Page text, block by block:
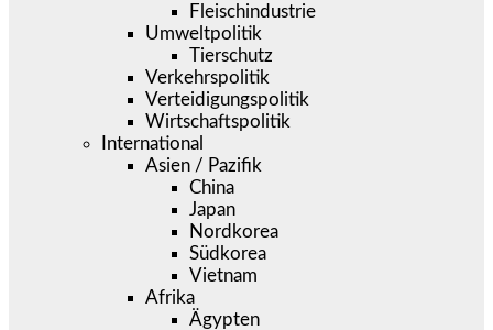
Fleischindustrie
Umweltpolitik
Tierschutz
Verkehrspolitik
Verteidigungspolitik
Wirtschaftspolitik
International
Asien / Pazifik
China
Japan
Nordkorea
Südkorea
Vietnam
Afrika
Ägypten